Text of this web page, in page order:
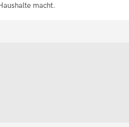
macht.